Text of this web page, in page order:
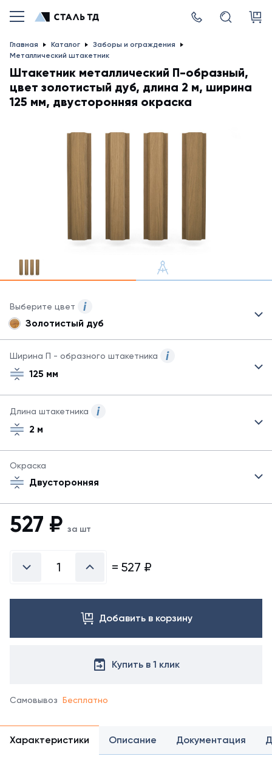
Главная Каталог
Заборы и ограждения
Металлический штакетник
Штакетник металлический П-образный,
цвет золотистый дуб, длина 2 м, ширина
125 мм, двусторонняя окраска
Выберите цвет
Для
данного
все
Для
цвета
Золотистый дуб
Ширина П - образного штакетника
125 мм
Длина штакетника
2 м
Окраска
Двусторонняя
527 ₽ за шт
= 527 ₽
Добавить в корзину
Купить в 1 клик
Самовывоз Бесплатно
Характеристики Описание Документация